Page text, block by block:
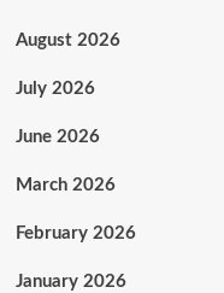
August 2026
July 2026
June 2026
March 2026
February 2026
January 2026